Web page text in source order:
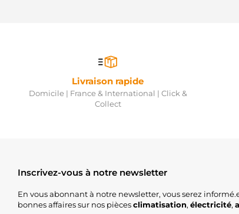
Livraison rapide
Domicile | France & International | Click &
Collect
Inscrivez-vous à notre newsletter
En vous abonnant à notre newsletter, vous serez
bonnes affaires sur nos piècesclimatisation, électricité,